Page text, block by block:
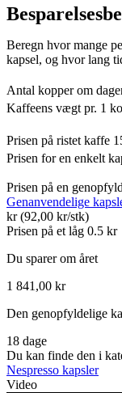
Beregn hvor mange
kapsel, og hvor lang
Antal kopper om
Kaffeens vægt pr. 1
Prisen på ristet kaffe
Prisen for en enkelt
Prisen på en
Genanvendelige
kr (92,00 kr/stk)
Prisen på et låg 0.5 kr
Du sparer om året
1 841,00 kr
Den genopfyldelige
18 dage
Du kan finde den i
Nespresso kapsler
Video